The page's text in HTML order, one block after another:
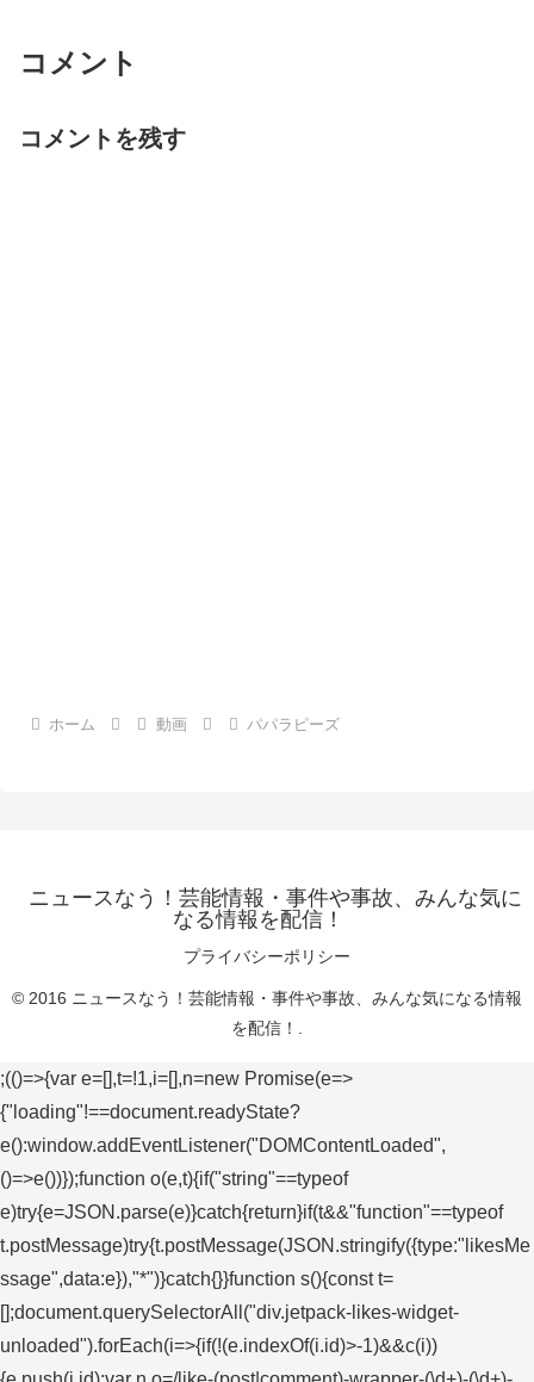
コメント
コメントを残す
ホーム 動画 パパラピーズ
ニュースなう！芸能情報・事件や事故、みんな気に
なる情報を配信！
プライバシーポリシー
© 2016 ニュースなう！芸能情報・事件や事故、みんな気になる情報
を配信！.
;(()=>{var e=[],t=!1,i=[],n=new Promise(e=>
{"loading"!==document.readyState?
e():window.addEventListener("DOMContentLoaded",
()=>e())});function o(e,t){if("string"==typeof
e)try{e=JSON.parse(e)}catch{return}if(t&&"function"==typeof
t.postMessage)try{t.postMessage(JSON.stringify({type:"likesMe
ssage",data:e}),"*")}catch{}}function s(){const t=
[];document.querySelectorAll("div.jetpack-likes-widget-
unloaded").forEach(i=>{if(!(e.indexOf(i.id)>-1)&&c(i))